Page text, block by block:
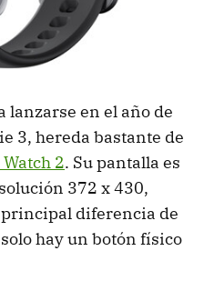
lanzarse en el año de
3, hereda bastante de
Watch 2. Su pantalla es
372 x 430,
diferencia de
hay un botón físico